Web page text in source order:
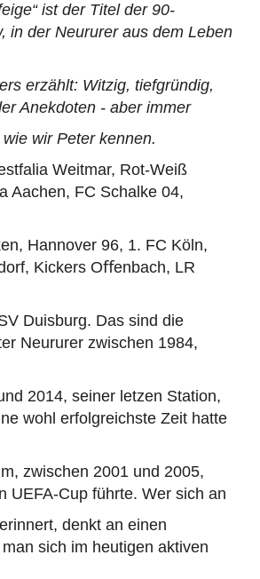
ist der Titel der 90-
in der Neururer aus dem Leben
erzählt: Witzig, tiefgründig,
Anekdoten - aber immer
wir Peter kennen.
Weitmar, Rot-Weiß
Aachen, FC Schalke 04,
Hannover 96, 1. FC Köln,
Kickers Oﬀenbach, LR
Duisburg. Das sind die
Neururer zwischen 1984,
2014, seiner letzen Station,
wohl erfolgreichste Zeit hatte
zwischen 2001 und 2005,
UEFA-Cup führte. Wer sich an
denkt an einen
sich im heutigen aktiven